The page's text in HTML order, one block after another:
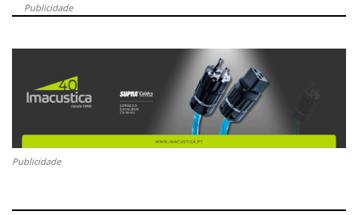
Publicidade
Publicidade